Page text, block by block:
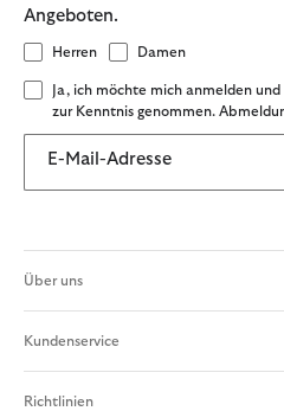
Angeboten.
Herren Damen
Ja, ich möchte mich anmelden
zur Kenntnis genommen.
E-Mail-Adresse
Über uns
Kundenservice
Richtlinien